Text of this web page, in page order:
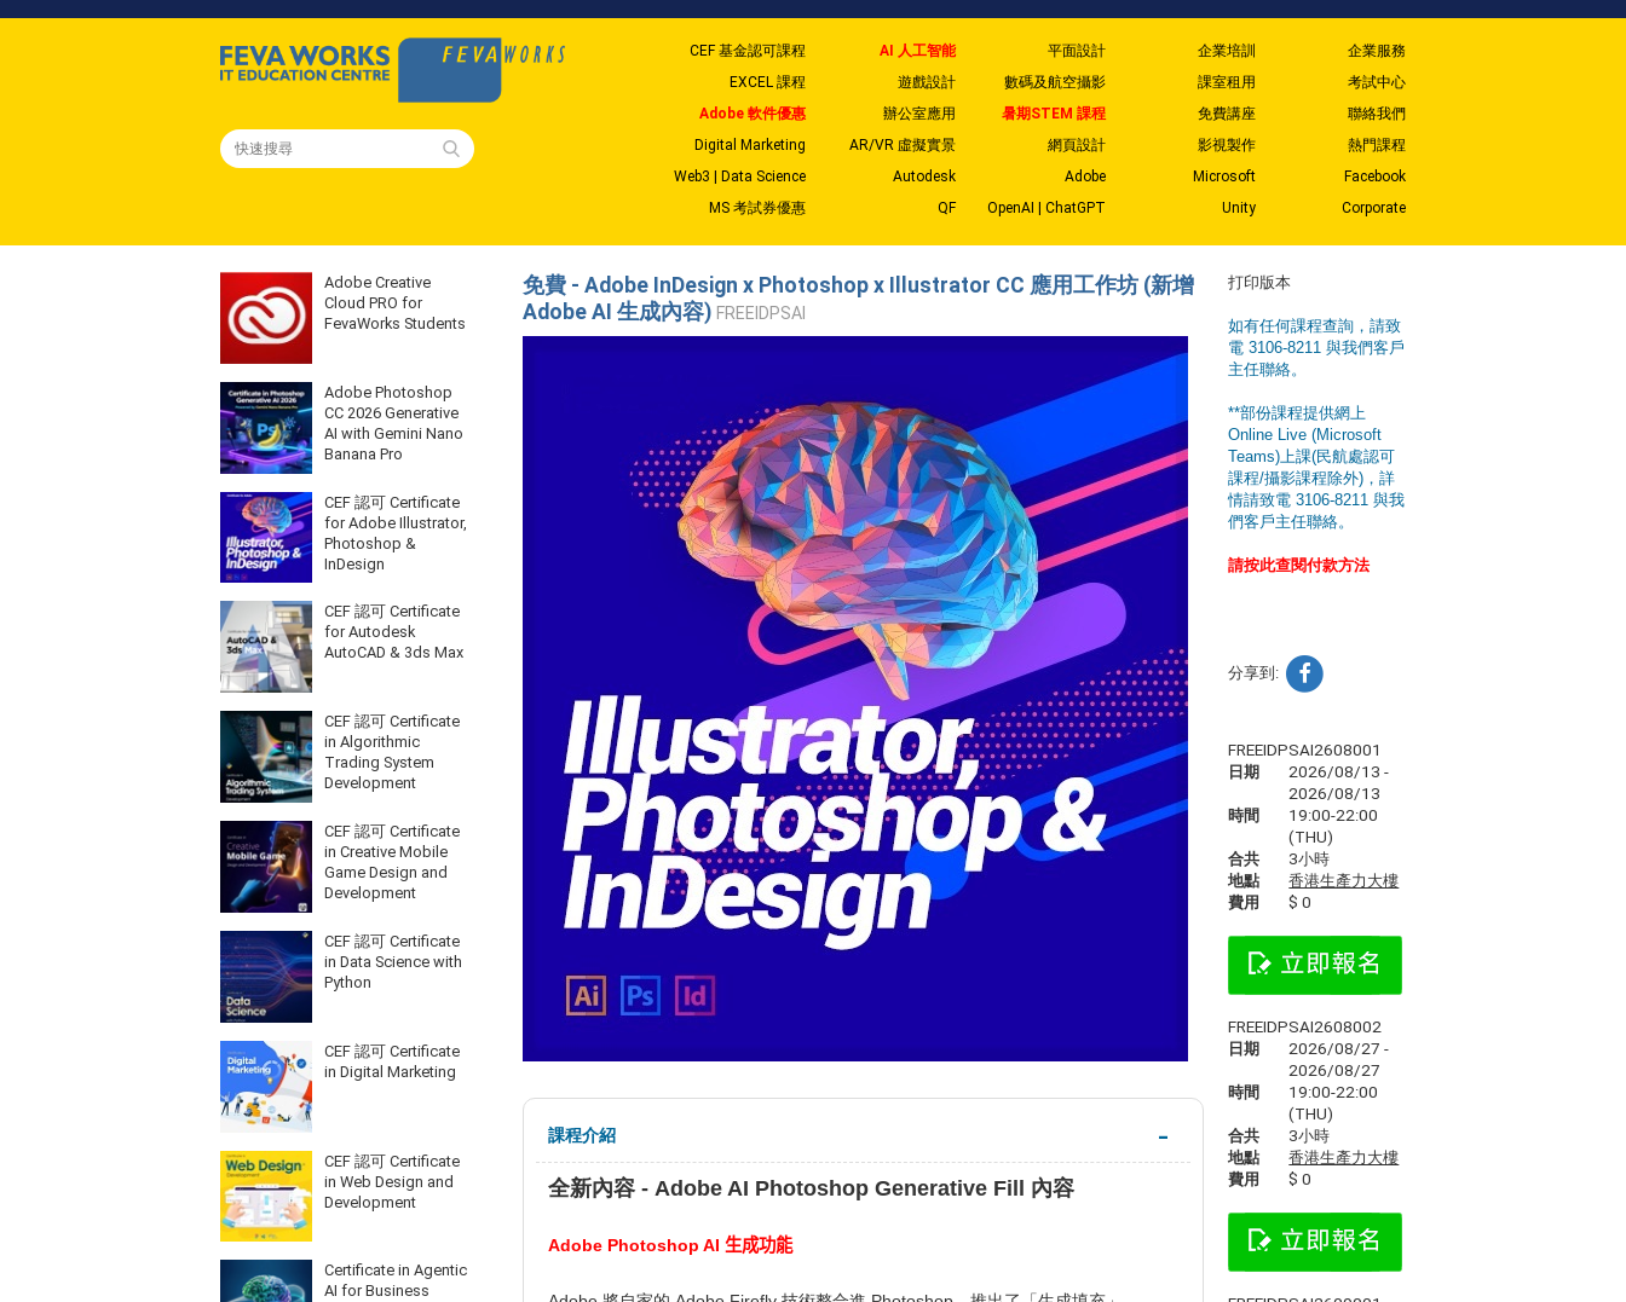
CEF 基金認可課程 AI 人工智能 平面設計 企業培訓
企業服務
EXCEL 課程
遊戲設計 數碼及航空攝影 課室租用
考試中心
Adobe 軟件優惠
辦公室應用 暑期STEM 課程 免費講座
聯絡我們
Digital Marketing
AR/VR 虛擬實景 網頁設計 影視製作
熱門課程
Web3 | Data Science
Autodesk Adobe Microsoft
Facebook
MS 考試券優惠
QF OpenAI | ChatGPT Unity Corporate
Adobe Creative
Cloud PRO for
FevaWorks Students
Adobe Photoshop
CC 2026 Generative
AI with Gemini Nano
Banana Pro
CEF 認可 Certificate
for Adobe Illustrator,
Photoshop &
InDesign
CEF 認可 Certificate
for Autodesk
AutoCAD & 3ds Max
CEF 認可 Certificate
in Algorithmic
Trading System
Development
CEF 認可 Certificate
in Creative Mobile
Game Design and
Development
CEF 認可 Certificate
in Data Science with
Python
CEF 認可 Certificate
in Digital Marketing
CEF 認可 Certificate
in Web Design and
Development
Certificate in Agentic
AI for Business
免費 - Adobe InDesign x Photoshop x Illustrator CC 應用工作坊 (新增
Adobe AI 生成內容) FREEIDPSAI
課程介紹
全新內容 - Adobe AI Photoshop Generative Fill 內容
Adobe Photoshop AI 生成功能
打印版本
如有任何課程查詢，請致
電 3106-8211 與我們客戶
主任聯絡。
**部份課程提供網上
Online Live (Microsoft
Teams)上課(民航處認可
課程/攝影課程除外)，詳
情請致電 3106-8211 與我
們客戶主任聯絡。
請按此查閱付款方法
分享到:
FREEIDPSAI2608001
日期
2026/08/13 -
2026/08/13
時間
19:00-22:00
(THU)
合共
3小時
地點
香港生產力大樓
費用
$ 0
FREEIDPSAI2608002
日期
2026/08/27 -
2026/08/27
時間
19:00-22:00
(THU)
合共
3小時
地點
香港生產力大樓
費用
$ 0